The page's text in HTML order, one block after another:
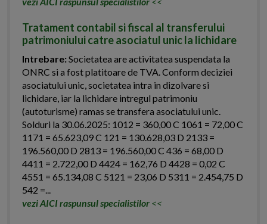
Tratament contabil si fiscal al transferului
patrimoniului catre asociatul unic la lichidare
Intrebare:Societatea are activitatea suspendata la
ONRC si a fost platitoare de TVA. Conform deciziei
asociatului unic, societatea intra in dizolvare si
lichidare, iar la lichidare intregul patrimoniu
(autoturisme) ramas se transfera asociatului unic.
Solduri la 30.06.2025: 1012 = 360,00 C 1061 = 72,00 C
1171 = 65.623,09 C 121 = 130.628,03 D 2133 =
196.560,00 D 2813 = 196.560,00 C 436 = 68,00 D
4411 = 2.722,00 D 4424 = 162,76 D 4428 = 0,02 C
4551 = 65.134,08 C 5121 = 23,06 D 5311 = 2.454,75 D
542 =...
vezi AICI raspunsul specialistilor <<